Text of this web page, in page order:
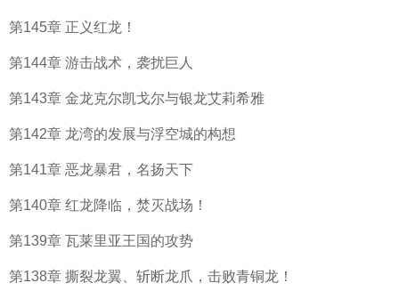
第145章 正义红龙！
第144章 游击战术，袭扰巨人
第143章 金龙克尔凯戈尔与银龙艾莉希雅
第142章 龙湾的发展与浮空城的构想
第141章 恶龙暴君，名扬天下
第140章 红龙降临，焚灭战场！
第139章 瓦莱里亚王国的攻势
第138章 撕裂龙翼、斩断龙爪，击败青铜龙！